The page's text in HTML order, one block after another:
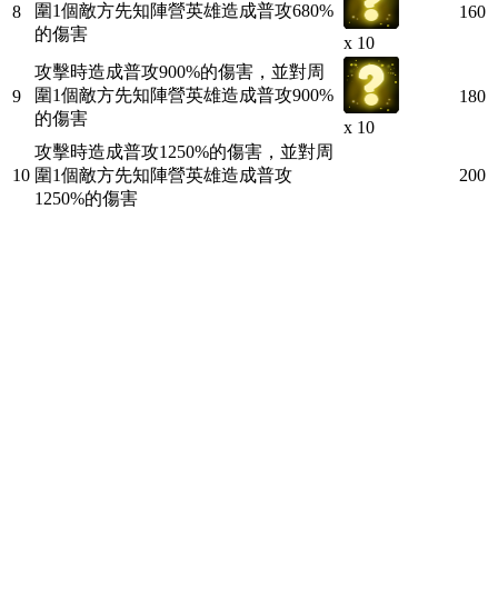
8
圍1個敵方先知陣營英雄造成普攻680%
的傷害
x 10
160
9
攻擊時造成普攻900%的傷害，並對周
圍1個敵方先知陣營英雄造成普攻900%
的傷害
x 10
180
10
攻擊時造成普攻1250%的傷害，並對周
圍1個敵方先知陣營英雄造成普攻
1250%的傷害
200